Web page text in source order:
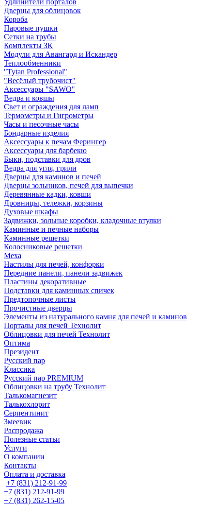
Удлинители порталов
Дверцы для облицовок
Короба
Паровые пушки
Сетки на трубы
Комплекты ЗК
Модули для Авангард и Искандер
Теплообменники
"Tytan Professional"
"Весёлый трубочист"
Аксессуары "SAWO"
Ведра и ковшы
Свет и ограждения для ламп
Термометры и Гигрометры
Часы и песочные часы
Бондарные изделия
Аксессуары к печам Ферингер
Аксессуары для барбекю
Быки, подставки для дров
Ведра для угля, грили
Дверцы для каминов и печей
Дверцы зольников, печей для выпечки
Деревянные кадки, ковши
Дровницы, тележки, корзины
Духовые шкафы
Задвижки, зольные коробки, кладочные втулки
Каминные и печные наборы
Каминные решетки
Колосниковые решетки
Меха
Настилы для печей, конфорки
Передние панели, панели задвижек
Пластины декоративные
Подставки для каминных спичек
Предтопочные листы
Прочистные дверцы
Элементы из натурального камня для печей и каминов
Порталы для печей Технолит
Облицовки для печей Технолит
Оптима
Президент
Русский пар
Классика
Русский пар PREMIUM
Облицовки на трубу Технолит
Талькомагнезит
Талькохлорит
Серпентинит
Змеевик
Распродажа
Полезные статьи
Услуги
О компании
Контакты
Оплата и доставка
+7 (831) 212-91-99
+7 (831) 212-91-99
+7 (831) 262-15-05